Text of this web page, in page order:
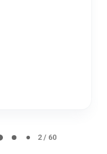
2 / 60